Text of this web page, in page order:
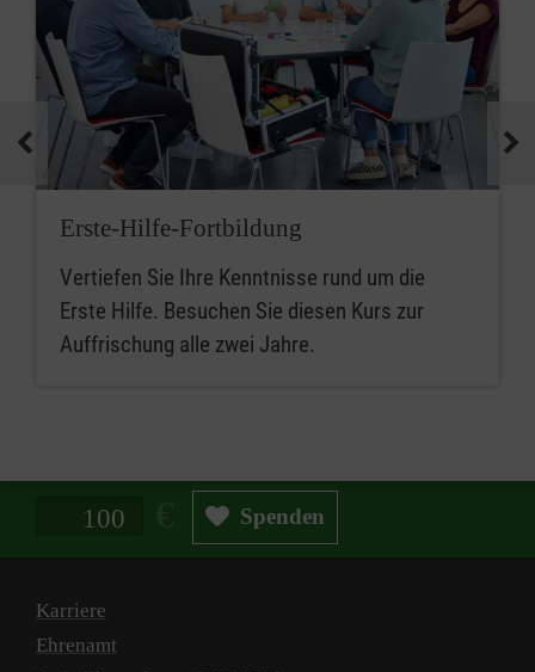
Erste-Hilfe-Fortbildung
Vertiefen Sie Ihre Kenntnisse rund um die
Erste Hilfe. Besuchen Sie diesen Kurs zur
Auffrischung alle zwei Jahre.
Spendenbetrag in Euro Spenden
Karriere
Ehrenamt